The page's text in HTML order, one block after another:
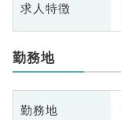
求人特徴
勤務地
勤務地